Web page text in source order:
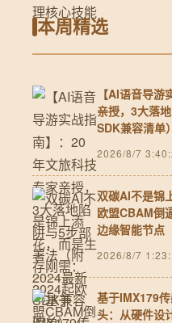
本周精选
【AI语音导
亲授，3大落
SDK兼容清单）
2026/8/7
双碳AI不是锦
欧盟CBAM倒
边缘智能节点
2026/8/7
基于IMX179
头：从硬件设